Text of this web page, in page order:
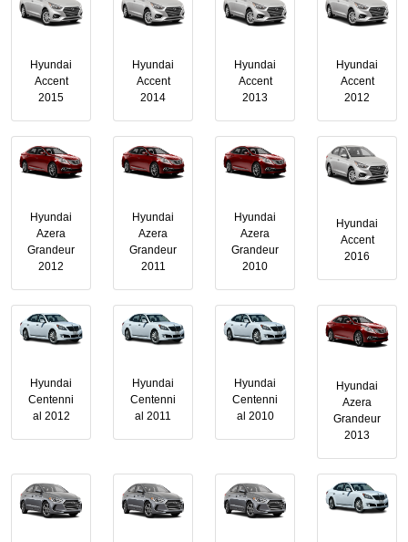
Hyundai
Accent
2012
Hyundai
Accent
2013
Hyundai
Accent
2014
Hyundai
Accent
2015
Hyundai
Accent
2016
Hyundai
Azera
Grandeur
2010
Hyundai
Azera
Grandeur
2011
Hyundai
Azera
Grandeur
2012
Hyundai
Azera
Grandeur
2013
Hyundai
Centenni
al 2010
Hyundai
Centenni
al 2011
Hyundai
Centenni
al 2012